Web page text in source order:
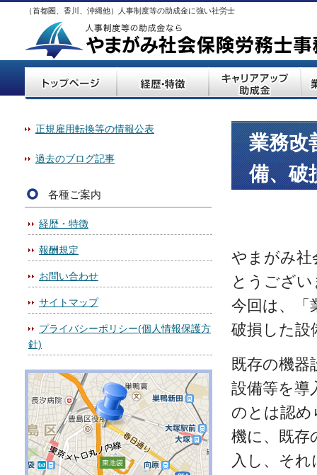
（首都圏、香川、沖縄他）人事制度等の助成金に強い社労士
業務改
備、破
やまがみ社
とうござ
今回は、「
破損した設
既存の機器
設備等を導
のとは認め
機に、既存
入し、そ
正規雇用転換等の情報公表
過去のブログ記事
各種ご案内
経歴・特徴
報酬規定
お問い合わせ
サイトマップ
プライバシーポリシー(個人情報保護方
針)